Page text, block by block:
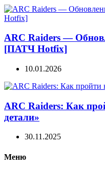
ARC Raiders —
[ПАТЧ Hotfix]
10.01.2026
ARC Raiders: Как
детали»
30.11.2025
Меню